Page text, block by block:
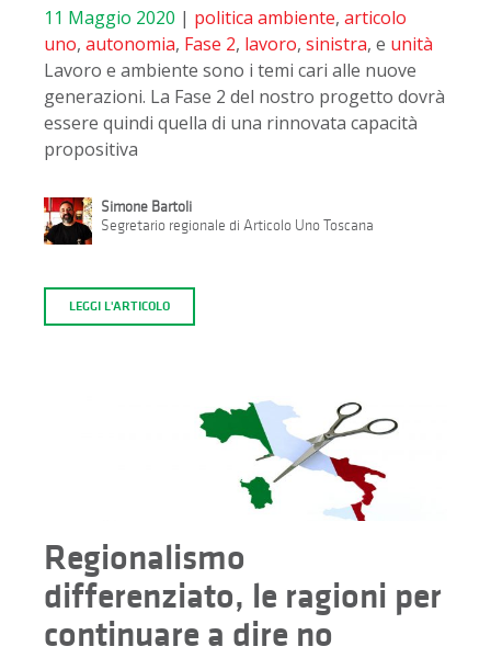
11 Maggio 2020 | politica ambiente, articolo
uno, autonomia, Fase 2, lavoro, sinistra, e unità
Lavoro e ambiente sono i temi cari alle nuove
generazioni. La Fase 2 del nostro progetto dovrà
essere quindi quella di una rinnovata capacità
propositiva
Simone Bartoli
Segretario regionale di Articolo Uno Toscana
LEGGI L'ARTICOLO
Regionalismo
differenziato, le ragioni per
continuare a dire no